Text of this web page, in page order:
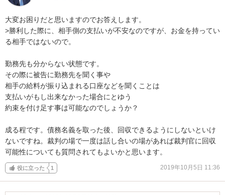
大変お困りだと思いますのでお答えします。
>勝利した際に、相手側の支払いが不安なのですが、お金を持ってい
る相手ではないので。
勤務先も分からない状態です。
その際に被告に勤務先を聞く事や
相手の給料が振り込まれる口座などを聞くことは
支払いがもし出来なかった場合にとゆう
約束を付け足す事は可能なのでしょうか？
成る程です。債務名義を取った後、回収できるようにしないといけ
ないですね。裁判の場で一度は話し合いの場があれば裁判官に回収
可能性についても質問されてもよいかと思います。
役に立った 1 2019年10月5日 11:36